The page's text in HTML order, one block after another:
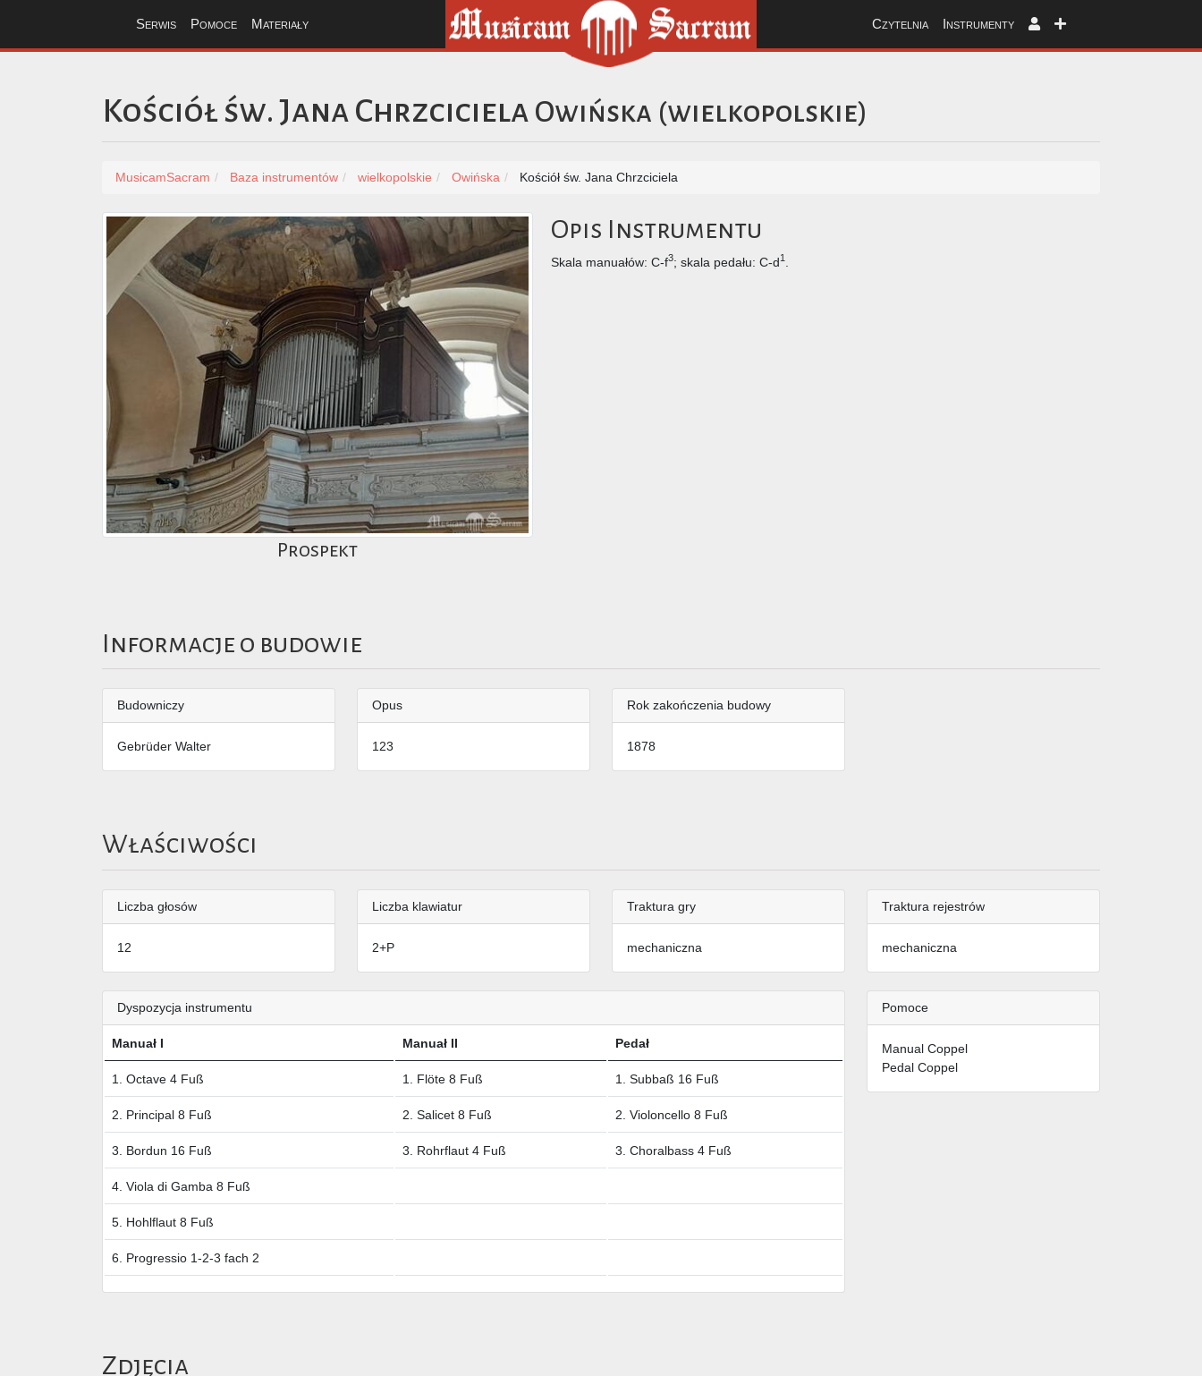
Serwis Pomoce Materiały Czytelnia Instrumenty
Kościół św. Jana Chrzciciela Owińska (wielkopolskie)
MusicamSacram Baza instrumentów wielkopolskie Owińska Kościół św. Jana Chrzciciela
Prospekt
Opis Instrumentu
Skala manuałów: C-f3; skala pedału: C-d1
Informacje o budowie
Budowniczy
Gebrüder Walter
Opus
123
Rok zakończenia budowy
1878
Właściwości
Liczba głosów
12
Liczba klawiatur
2+P
Traktura gry
mechaniczna
Traktura rejestrów
mechaniczna
Dyspozycja instrumentu
Manuał I Manuał II Pedał
1. Octave 4 Fuß 1. Flöte 8 Fuß 1. Subbaß 16 Fuß
2. Principal 8 Fuß 2. Salicet 8 Fuß 2. Violoncello 8 Fuß
3. Bordun 16 Fuß 3. Rohrflaut 4 Fuß 3. Choralbass 4 Fuß
4. Viola di Gamba 8 Fuß
5. Hohlflaut 8 Fuß
6. Progressio 1-2-3 fach 2
Pomoce
Manual Coppel
Pedal Coppel
Zdjęcia